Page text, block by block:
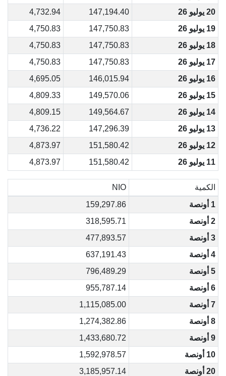
20 يوليو 26
147,194.40
4,732.94
19 يوليو 26
147,750.83
4,750.83
18 يوليو 26
147,750.83
4,750.83
17 يوليو 26
147,750.83
4,750.83
16 يوليو 26
146,015.94
4,695.05
15 يوليو 26
149,570.06
4,809.33
14 يوليو 26
149,564.67
4,809.15
13 يوليو 26
147,296.39
4,736.22
12 يوليو 26
151,580.42
4,873.97
11 يوليو 26
151,580.42
4,873.97
الكمية
NIO
1 أونصة
159,297.86
2 أونصة
318,595.71
3 أونصة
477,893.57
4 أونصة
637,191.43
5 أونصة
796,489.29
6 أونصة
955,787.14
7 أونصة
1,115,085.00
8 أونصة
1,274,382.86
9 أونصة
1,433,680.72
10 أونصة
1,592,978.57
20 أونصة
3,185,957.14